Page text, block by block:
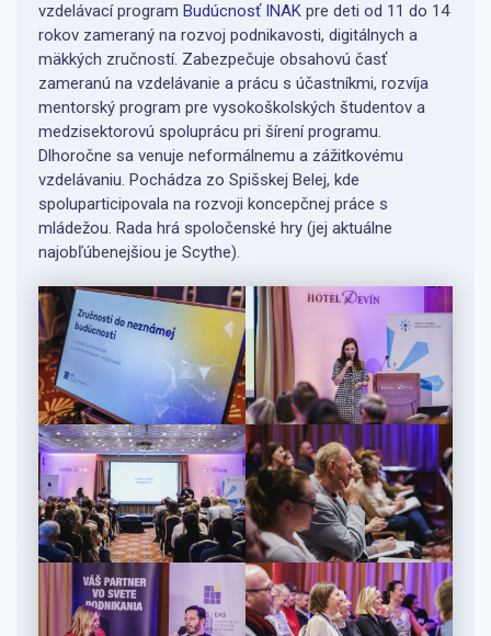
vzdelávací program Budúcnosť INAK pre deti od 11 do 14
rokov zameraný na rozvoj podnikavosti, digitálnych a
mäkkých zručností. Zabezpečuje obsahovú časť
zameranú na vzdelávanie a prácu s účastníkmi, rozvíja
mentorský program pre vysokoškolských študentov a
medzisektorovú spoluprácu pri šírení programu.
Dlhoročne sa venuje neformálnemu a zážitkovému
vzdelávaniu. Pochádza zo Spišskej Belej, kde
spoluparticipovala na rozvoji koncepčnej práce s
mládežou. Rada hrá spoločenské hry (jej aktuálne
najobľúbenejšiou je Scythe).